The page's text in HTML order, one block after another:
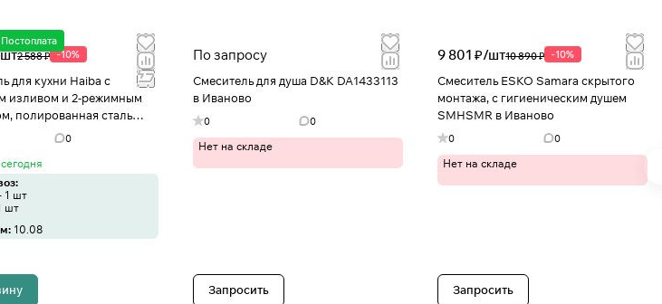
Постоплата
шт2 588 ₽ -10%
для кухни Haiba с
изливом и 2-режимным
полированная сталь
в Иваново
0
1 шт
шт
10.08
По запросу
Смеситель для душа D&K DA1433113
в Иваново
0 0
Нет на складе
Запросить
9 801 ₽/шт10 890 ₽ -10%
Смеситель ESKO Samara скрытого
монтажа, с гигиеническим душем
SMHSMR в Иваново
0 0
Нет на складе
Запросить